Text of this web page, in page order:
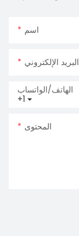
اسم
البريد الإلكتروني
+1
الهاتف/الواتساب
المحتوى